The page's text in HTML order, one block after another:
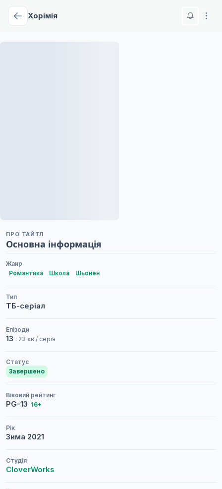
Хорімія
ПРО ТАЙТЛ
Основна інформація
Жанр
Романтика
Школа Шьонен
Тип
ТБ-серіал
Епізоди
13 · 23 хв / серія
Статус
Завершено
Віковий рейтинг
PG-13 16+
Рік
Зима 2021
Студія
CloverWorks